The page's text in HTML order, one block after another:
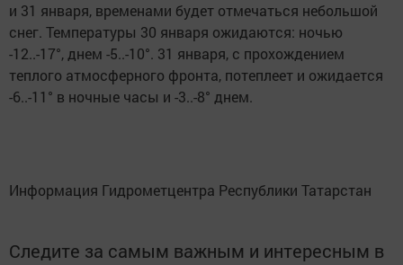
и 31 января, временами будет отмечаться небольшой
снег. Температуры 30 января ожидаются: ночью
-12..-17°, днем -5..-10°. 31 января, с прохождением
теплого атмосферного фронта, потеплеет и ожидается
-6..-11° в ночные часы и -3..-8° днем.
Информация Гидрометцентра Республики Татарстан
Следите за самым важным и интересным в